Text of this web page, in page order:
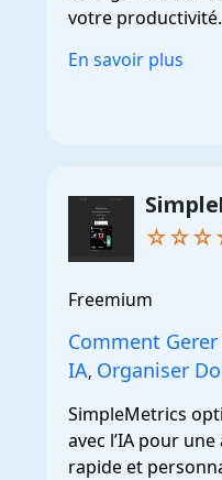
votre productivité.
En savoir plus
Freemium
Comment
IA, Organiser
SimpleMetrics
avec l’IA pour
rapide et